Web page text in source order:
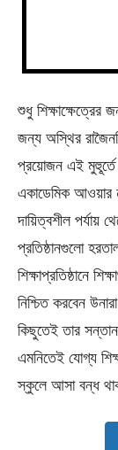
শুধু শিক্ষাক্ষেত্রের
জন্য অস্থির
প্রয়োজন এই
একাডেমিক আওয়ার
দায়িত্বশীল পর্যায়
প্রতিষ্ঠানগুলাে
শিক্ষাপ্রতিষ্ঠানে
নিশ্চিত করবেন
কিছুতেই তার
এমনিতেই যােগ্য
স্কুলে আসা বন্ধ